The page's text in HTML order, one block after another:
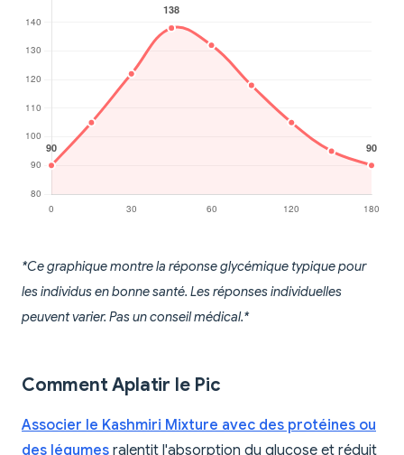
*Ce graphique montre la réponse glycémique typique pour
les individus en bonne santé. Les réponses individuelles
peuvent varier. Pas un conseil médical.*
Comment Aplatir le Pic
Associer le Kashmiri Mixture avec des protéines ou
des légumes ralentit l'absorption du glucose et réduit